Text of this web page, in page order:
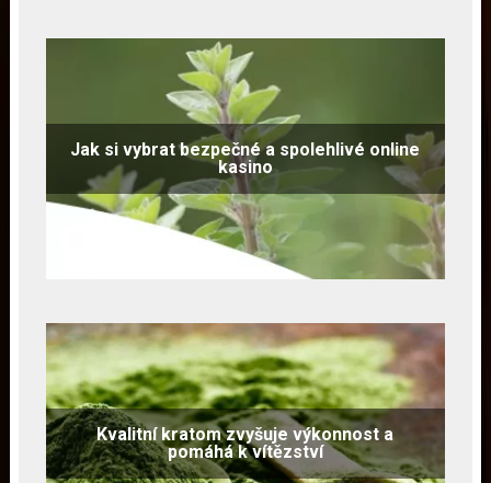
Jak si vybrat bezpečné a spolehlivé online
kasino
Kvalitní kratom zvyšuje výkonnost a
pomáhá k vítězství